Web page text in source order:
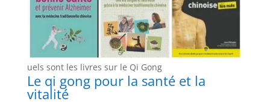
uels sont les livres sur le Qi Gong
Le qi gong pour la santé et la
vitalité